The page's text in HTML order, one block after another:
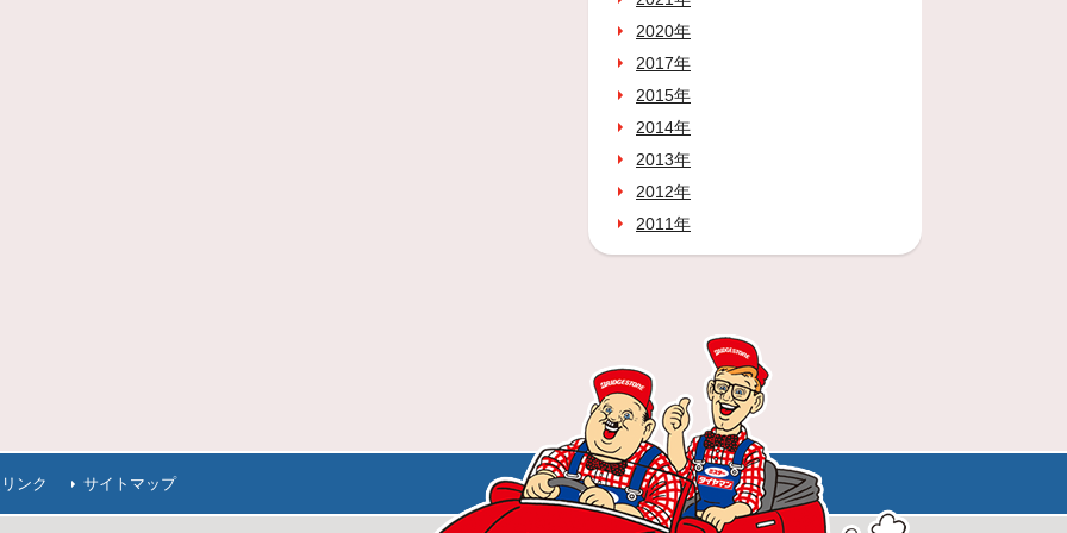
2020年
2017年
2015年
2014年
2013年
2012年
2011年
ンク サイトマップ